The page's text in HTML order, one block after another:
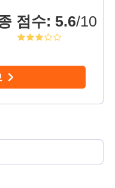
점수: 5.6/10